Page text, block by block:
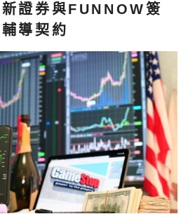
新證券與FUNNOW簽
導契約